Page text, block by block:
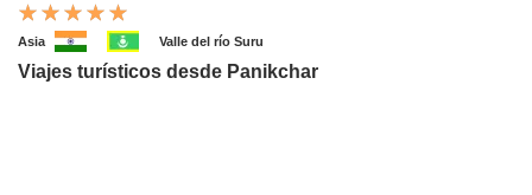
Asia Valle del río Suru
Viajes turísticos desde Panikchar